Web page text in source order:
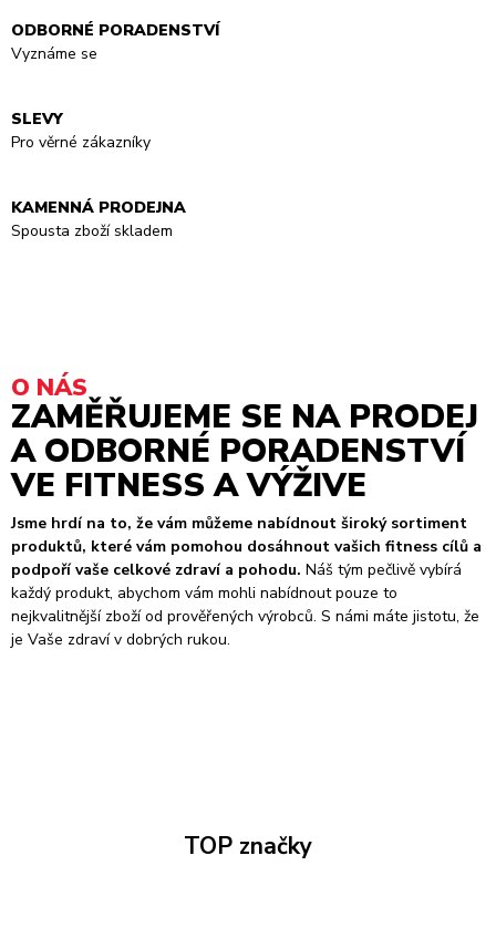
ODBORNÉ PORADENSTVÍ
Vyznáme se
SLEVY
Pro věrné zákazníky
KAMENNÁ PRODEJNA
Spousta zboží skladem
O NÁS
ZAMĚŘUJEME SE NA PRODEJ
A ODBORNÉ PORADENSTVÍ
VE FITNESS A VÝŽIVE
Jsme hrdí na to, že vám můžeme nabídnout široký sortiment
produktů, které vám pomohou dosáhnout vašich fitness cílů a
podpoří vaše celkové zdraví a pohodu. Náš tým pečlivě vybírá
každý produkt, abychom vám mohli nabídnout pouze to
nejkvalitnější zboží od prověřených výrobců. S námi máte jistotu, že
je Vaše zdraví v dobrých rukou.
TOP značky